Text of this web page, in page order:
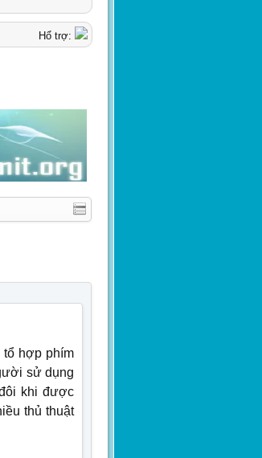
Hổ trợ:
tổ hợp phím
sử dụng
khi được
thủ thuật